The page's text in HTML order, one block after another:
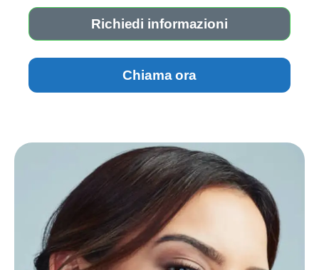
Richiedi informazioni
Chiama ora